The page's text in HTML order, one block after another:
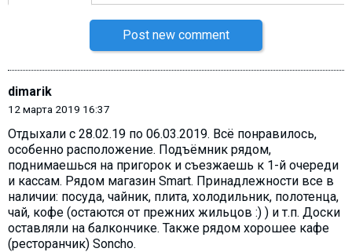
Post new comment
dimarik
12 марта 2019 16:37
Отдыхали с 28.02.19 по 06.03.2019. Всё понравилось,
особенно расположение. Подъёмник рядом,
поднимаешься на пригорок и съезжаешь к 1-й очереди
и кассам. Рядом магазин Smart. Принадлежности все в
наличии: посуда, чайник, плита, холодильник, полотенца,
чай, кофе (остаются от прежних жильцов :) ) и т.п. Доски
оставляли на балкончике. Также рядом хорошее кафе
(ресторанчик) Soncho.